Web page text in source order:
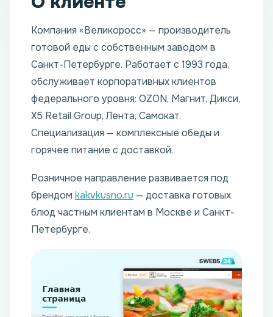
Компания «Великоросс» — производитель
готовой еды с собственным заводом в
Санкт-Петербурге. Работает с 1993 года,
обслуживает корпоративных клиентов
федерального уровня: OZON, Магнит, Дикси,
X5 Retail Group, Лента, Самокат.
Специализация — комплексные обеды и
горячее питание с доставкой.
Розничное направление развивается под
брендом kakvkusno.ru — доставка готовых
блюд частным клиентам в Москве и Санкт-
Петербурге.